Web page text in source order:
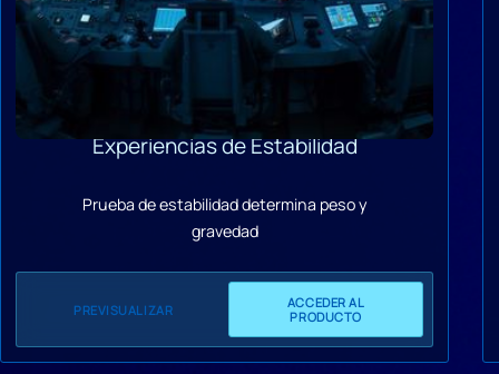
Experiencias de Estabilidad
Prueba de estabilidad determina peso y
gravedad
PREVISUALIZAR
ACCEDER AL
PRODUCTO